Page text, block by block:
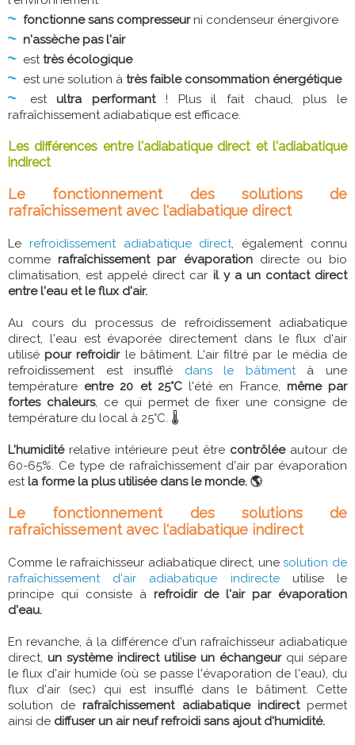
fonctionne sans compresseurni condenseur énergivore
n'assèche pas l'air
esttrès écologique
est une solution à très faible consommation énergétique
est ultra performant! Plus il fait chaud, plus le
rafraîchissement adiabatique est efficace.
Les différences entre l'adiabatique direct et l'adiabatique
indirect
Le fonctionnement des solutions de
rafraîchissement avec l'adiabatique direct
Le refroidissement adiabatique direct, également connu
comme rafraîchissement par évaporation directe ou bio
climatisation, est appelé direct car il y a un contact direct
entre l'eau et le flux d'air.
Au cours du processus de refroidissement adiabatique
direct, l'eau est évaporée directement dans le flux d'air
utilisé pour refroidirle bâtiment. L'air filtré par le média de
refroidissement est insufflé dans le bâtimentà une
température entre 20 et 25°Cl'été en France, même par
fortes chaleurs, ce qui permet de fixer une consigne de
température du local à 25°C. 🌡
L'humidité relative intérieure peut être contrôlée autour de
60-65%. Ce type de rafraîchissement d'air par évaporation
estla forme la plus utilisée dans le monde. 🌎
Le fonctionnement des solutions de
rafraîchissement avec l'adiabatique indirect
Comme le rafraichisseur adiabatique direct, unesolution de
rafraîchissement d'air adiabatique indirecteutilise le
principe qui consiste à refroidir de l'air par évaporation
d'eau.
En revanche, à la différence d'un rafraîchisseur adiabatique
direct, un système indirect utilise un échangeurqui sépare
le flux d'air humide (où se passe l'évaporation de l'eau), du
flux d'air (sec) qui est insufflé dans le bâtiment. Cette
solution de rafraîchissement adiabatique indirect permet
ainsi de diffuser un air neuf refroidi sans ajout d'humidité.